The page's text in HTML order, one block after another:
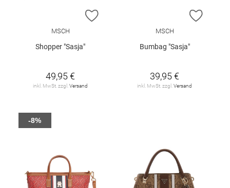
ZUR WUNSCHLISTE HINZUFÜGEN
MSCH
Shopper "Sasja"
49,95 €
inkl. MwSt. zzgl. Versand
ZUR
MSCH
Bumbag "Sasja"
39,95 €
inkl. MwSt. zzgl. Versand
-8%